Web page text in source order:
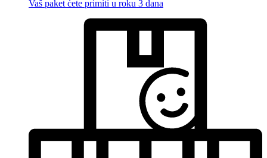
Vaš paket ćete primiti u roku 3 dana